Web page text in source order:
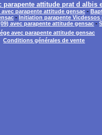
parapente attitude prat d albis
parapente attitude gensac -
- Initiation parapente
avec parapente attitude gensac -
avec parapente attitude gensac
Conditions générales de vente